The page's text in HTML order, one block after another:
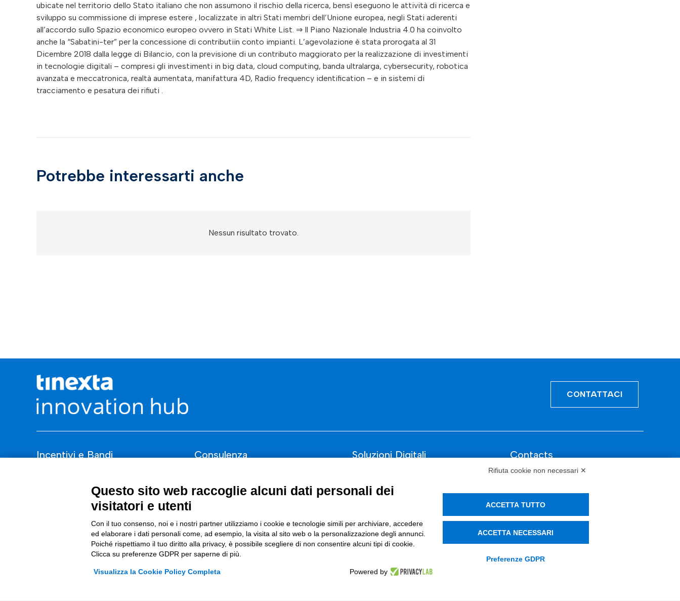
ubicate nel territorio dello Stato italiano che non assumono il rischio della ricerca, bensì eseguono le attività di ricerca e
sviluppo su commissione di imprese estere , localizzate in altri Stati membri dell’Unione europea, negli Stati aderenti
all’accordo sullo Spazio economico europeo ovvero in Stati White List. ⇒ Il Piano Nazionale Industria 4.0 ha coinvolto
anche la “Sabatini-ter” per la concessione di contributiin conto impianti. L’agevolazione è stata prorogata al 31
Dicembre 2018 dalla legge di Bilancio, con la previsione di un contributo maggiorato per la realizzazione di investimenti
in tecnologie digitali – compresi gli investimenti in big data, cloud computing, banda ultralarga, cybersecurity, robotica
avanzata e meccatronica, realtà aumentata, manifattura 4D, Radio frequency identification – e in sistemi di
tracciamento e pesatura dei rifiuti .
Potrebbe interessarti anche
Nessun risultato trovato.
CONTATTACI
Incentivi e Bandi Consulenza
Finanza
Innovazione di prodotto e processo
Digital Marketing
Data & BI
Soluzioni Digitali
Supply Chain
Soluzioni AI
Compliance
Contacts
Sede Legale: Corso Mazzini, 11 42015
Correggio (RE)
Rifiuta cookie non necessari ✕
Questo sito web raccoglie alcuni dati personali dei
visitatori e utenti
Con il tuo consenso, noi e i nostri partner utilizziamo i cookie e tecnologie simili per archiviare, accedere
ed elaborare i dati personali come, ad esempio, la visita al sito web o la personalizzazione degli annunci.
Poiché rispettiamo il tuo diritto alla privacy, è possibile scegliere di non consentire alcuni tipi di cookie.
Clicca su preferenze GDPR per saperne di più.
Visualizza la Cookie Policy Completa Powered by
ACCETTA TUTTO
ACCETTA NECESSARI
Preferenze GDPR